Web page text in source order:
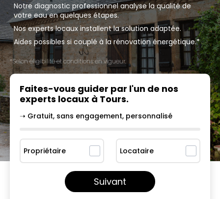
Notre diagnostic professionnel analyse la qualité de
votre eau en quelques étapes.
Nos experts locaux installent la solution adaptée.
Aides possibles si couplé à la rénovation énergétique.*
*Selon éligibilité et conditions en vigueur.
Faites-vous guider par l'un de nos
experts locaux à Tours.
➝ Gratuit, sans engagement, personnalisé
Propriétaire Locataire
Suivant